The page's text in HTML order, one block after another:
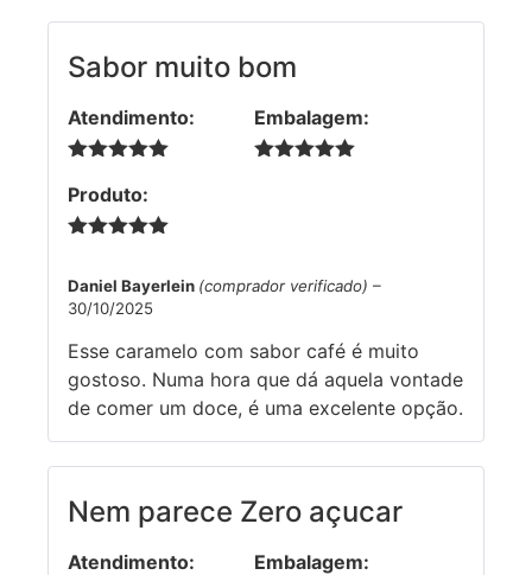
Sabor muito bom
Atendimento: Embalagem:
Produto:
Daniel Bayerlein (comprador verificado) –
30/10/2025
Esse caramelo com sabor café é muito
gostoso. Numa hora que dá aquela vontade
de comer um doce, é uma excelente opção.
Nem parece Zero açucar
Atendimento: Embalagem: